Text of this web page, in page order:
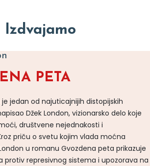
Izdvajamo
PETA
jedan od najuticajnijih distopijskih
Džek London, vizionarsko delo koje
društvene nejednakosti i
priču o svetu kojim vlada moćna
u romanu Gvozdena peta prikazuje
protiv represivnog sistema i upozorava na